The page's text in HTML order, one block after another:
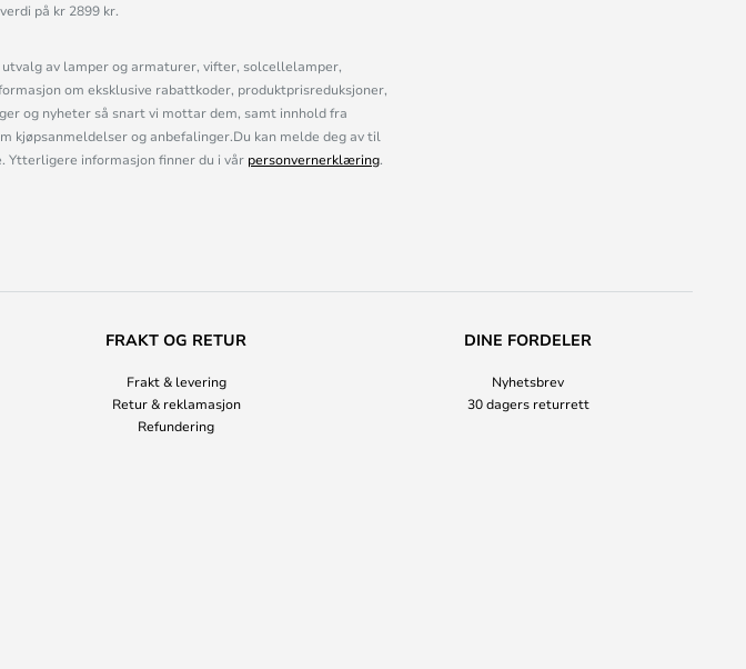
på kr 2899 kr.
av lamper og armaturer, vifter, solcellelamper,
om eksklusive rabattkoder, produktprisreduksjoner,
og nyheter så snart vi mottar dem, samt innhold fra
kjøpsanmeldelser og anbefalinger.Du kan melde deg av til
Ytterligere informasjon finner du i vår personvernerklæring.
FRAKT OG RETUR
Frakt & levering
Retur & reklamasjon
Refundering
DINE FORDELER
Nyhetsbrev
30 dagers returrett